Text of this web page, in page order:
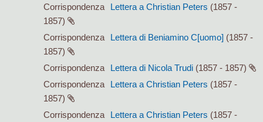
Corrispondenza
Lettera a Christian Peters (1857 -
1857)
Corrispondenza
Lettera di Beniamino C[uomo] (1857 -
1857)
Corrispondenza
Lettera di Nicola Trudi (1857 - 1857)
Corrispondenza
Lettera a Christian Peters (1857 -
1857)
Corrispondenza
Lettera a Christian Peters (1857 -